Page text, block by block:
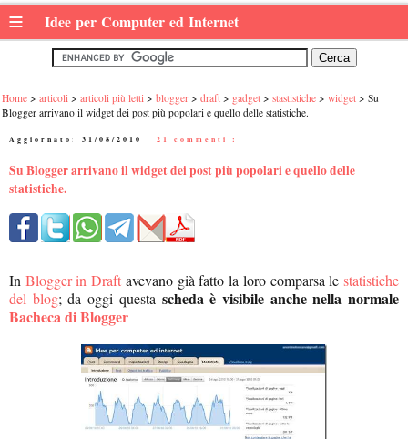
≡ Idee per Computer ed Internet
Home articoli articoli più letti blogger draft gadget stastistiche widget
Su
Blogger arrivano il widget dei post più popolari e quello delle statistiche.
Aggiornato: 31/08/2010 21 commenti :
Su Blogger arrivano il widget dei post più popolari e quello delle
statistiche.
In Blogger in Draft avevano già fatto la loro comparsa lestatistiche
del blog; da oggi questascheda è visibile anche nella normale
Bacheca di Blogger